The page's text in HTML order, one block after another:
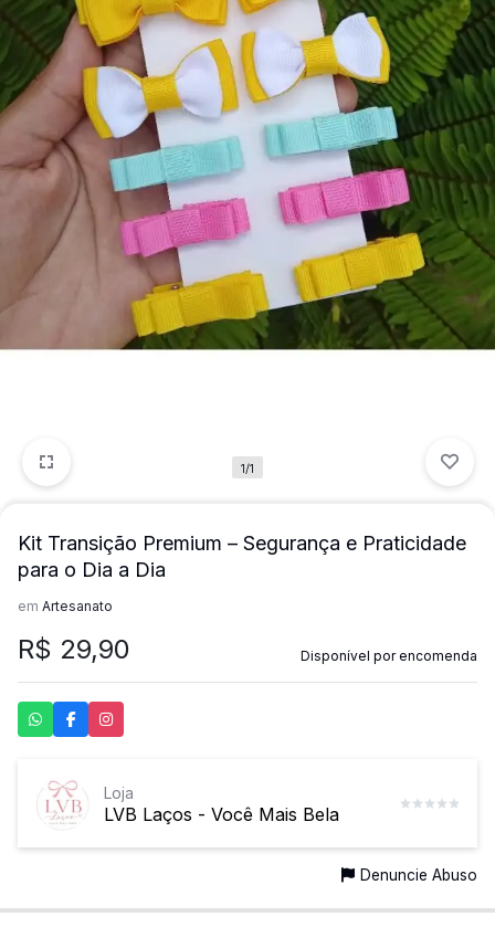
quem
mais
precisa!
precisa!
1/1
Kit Transição Premium – Segurança e Praticidade
para o Dia a Dia
em Artesanato
R$ 29,90 Disponível por encomenda
LVB Laços - Você Mais Bela
Loja
Denuncie Abuso